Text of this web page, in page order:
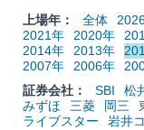
上場年：
全体
2021年
2020年
2014年
2013年
2007年
2006年
証券会社：
SBI 松
みずほ
三菱 岡三
ライブスター
岩井